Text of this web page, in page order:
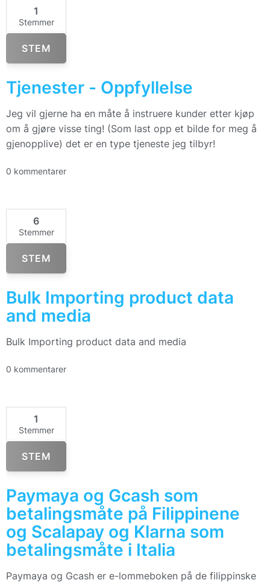
1
Stemmer
STEM
Tjenester - Oppfyllelse
Jeg vil gjerne ha en måte å instruere kunder etter kjøp
om å gjøre visse ting! (Som last opp et bilde for meg å
gjenopplive) det er en type tjeneste jeg tilbyr!
0 kommentarer
6
Stemmer
STEM
Bulk Importing product data
and media
Bulk Importing product data and media
0 kommentarer
1
Stemmer
STEM
Paymaya og Gcash som
betalingsmåte på Filippinene
og Scalapay og Klarna som
betalingsmåte i Italia
Paymaya og Gcash er e-lommeboken på de filippinske